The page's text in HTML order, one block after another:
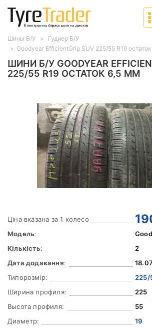
ШИНИ Б/У GOODYEAR
225/55 R19 ОСТАТОК 6,5 ММ
Ціна вказана за 1 колесо
Модель:
Кількість:
2
Дата додавання:
Типорозмір:
225/
Ширина профиля:
225
Высота профиля:
55
Диаметр:
19
Шины Б/У
Гудиер Б/У
Goodyear EfficientGrip SUV 225/55 R19